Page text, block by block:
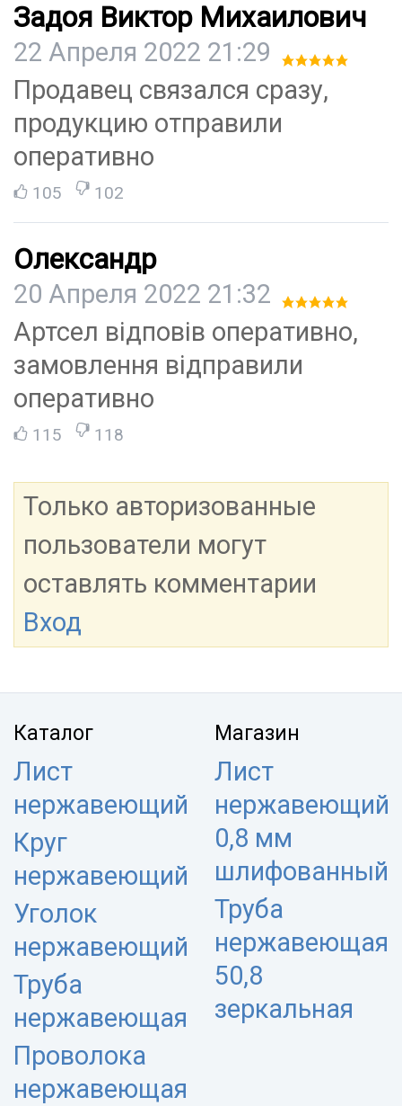
Задоя Виктор Михаилович
22 Апреля 2022 21:29
Продавец связался сразу,
продукцию отправили
оперативно
105 102
Олександр
20 Апреля 2022 21:32
Артсел відповів оперативно,
замовлення відправили
оперативно
115 118
Только авторизованные
пользователи могут
оставлять комментарии
Вход
Каталог
Лист
нержавеющий
Круг
нержавеющий
Уголок
нержавеющий
Труба
нержавеющая
Проволока
нержавеющая
Магазин
Лист
нержавеющий
0,8 мм
шлифованный
Труба
нержавеющая
50,8
зеркальная